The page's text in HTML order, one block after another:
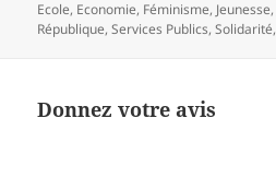
Ecole, Economie, Féminisme, Jeunesse,
République,Services Publics,Solidarité,
Donnez votre avis